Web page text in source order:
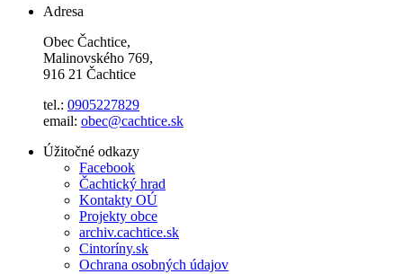
Adresa
Obec Čachtice,
Malinovského 769,
916 21 Čachtice
tel.: 0905227829
email: obec@cachtice.sk
Úžitočné odkazy
Facebook
Čachtický hrad
Kontakty OÚ
Projekty obce
archiv.cachtice.sk
Cintoríny.sk
Ochrana osobných údajov